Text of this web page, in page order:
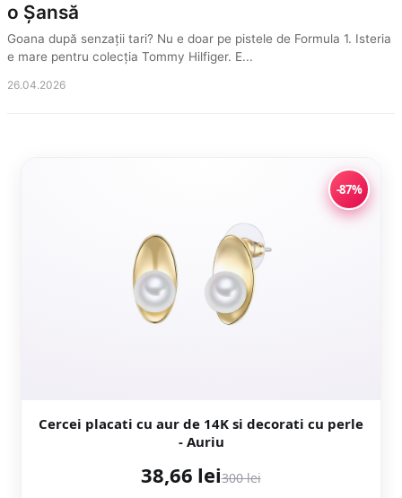
o Șansă
Goana după senzații tari? Nu e doar pe pistele de Formula 1. Isteria
e mare pentru colecția Tommy Hilfiger. E...
26.04.2026
-87%
Cercei placati cu aur de 14K si decorati cu perle
- Auriu
38,66 lei300 lei